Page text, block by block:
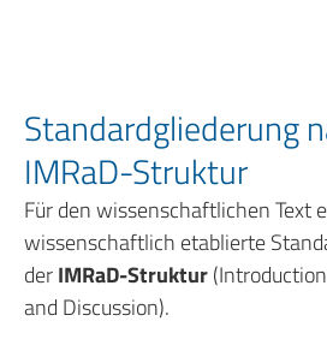
Standardgliederung
IMRaD-Struktur
Für den wissenschaftlichen Text
wissenschaftlich etablierte
derIMRaD-Struktur
and Discussion).